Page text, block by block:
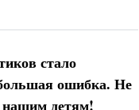
стало
ошибка. Не
нашим детям!